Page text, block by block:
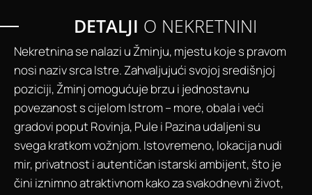
DETALJI O NEKRETNINI
Nekretnina se nalazi u Žminju, mjestu koje s pravom
nosi naziv srca Istre. Zahvaljujući svojoj središnjoj
poziciji, Žminj omogućuje brzu i jednostavnu
povezanost s cijelom Istrom – more, obala i veći
gradovi poput Rovinja, Pule i Pazina udaljeni su
svega kratkom vožnjom. Istovremeno, lokacija nudi
mir, privatnost i autentičan istarski ambijent, što je
čini iznimno atraktivnom kako za svakodnevni život,